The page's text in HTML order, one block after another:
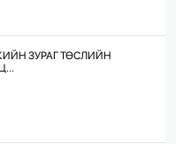
ЗУРАГ ТӨСЛИЙН